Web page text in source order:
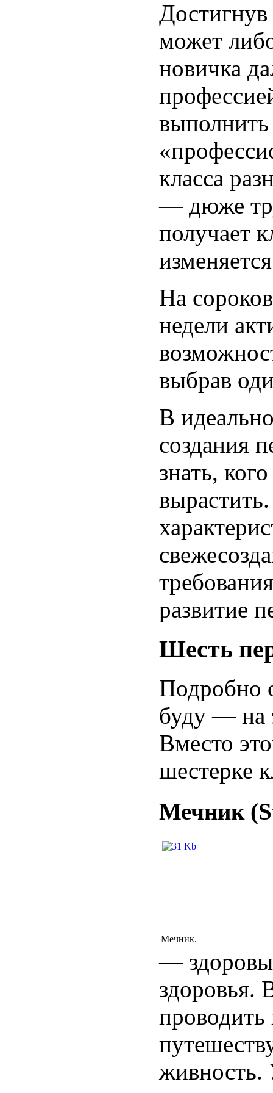
может
новичка
класса
— дюже
получает
На
недели
выбрав
В
создания
знать,
развитие
Шесть
Подробно
буду — на
Вместо
шестерке
Мечник
Мечник.
—
здоровья.
проводить
живность.